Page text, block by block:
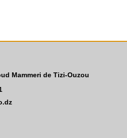
Mammeri de Tizi-Ouzou